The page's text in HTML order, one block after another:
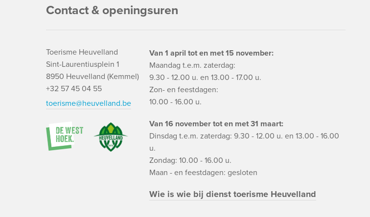
Contact & openingsuren
Toerisme Heuvelland
Sint-Laurentiusplein 1
8950 Heuvelland (Kemmel)
+32 57 45 04 55
toerisme@heuvelland.be
Van 1 april tot en met 15 november:
Maandag t.e.m. zaterdag:
9.30 - 12.00 u. en 13.00 - 17.00 u.
Zon- en feestdagen:
10.00 - 16.00 u.
Van 16 november tot en met 31 maart:
Dinsdag t.e.m. zaterdag: 9.30 - 12.00 u. en 13.00 - 16.00
u.
Zondag: 10.00 - 16.00 u.
Maan - en feestdagen: gesloten
Wie is wie bij dienst toerisme Heuvelland